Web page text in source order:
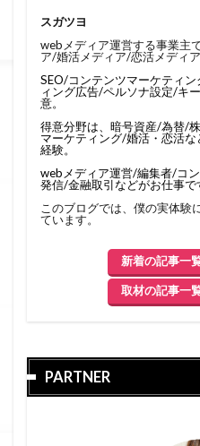
スガツヨ
webメディア運営する事業主
ア/婚活メディア/恋活メディ
SEO/コンテンツマーケティ
ィング広告/ペルソナ設定/キ
意。
得意分野は、暗号資産/為替/
マーケティング/婚活・恋活
経験。
webメディア運営/編集者/コ
発信/金融取引などがお仕事で
このブログでは、僕の実体験
ています。
新着の記事一
取材の記事一
PARTNER